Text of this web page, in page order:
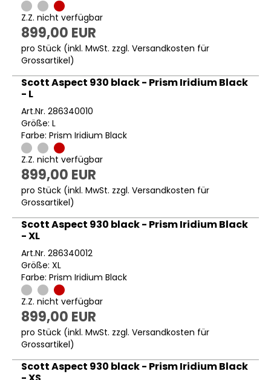
Z.Z. nicht verfügbar
899,00 EUR
pro Stück (inkl. MwSt. zzgl. Versandkosten für
Grossartikel)
Scott Aspect 930 black - Prism Iridium Black
- L
Art.Nr. 286340010
Größe: L
Farbe: Prism Iridium Black
Z.Z. nicht verfügbar
899,00 EUR
pro Stück (inkl. MwSt. zzgl. Versandkosten für
Grossartikel)
Scott Aspect 930 black - Prism Iridium Black
- XL
Art.Nr. 286340012
Größe: XL
Farbe: Prism Iridium Black
Z.Z. nicht verfügbar
899,00 EUR
pro Stück (inkl. MwSt. zzgl. Versandkosten für
Grossartikel)
Scott Aspect 930 black - Prism Iridium Black